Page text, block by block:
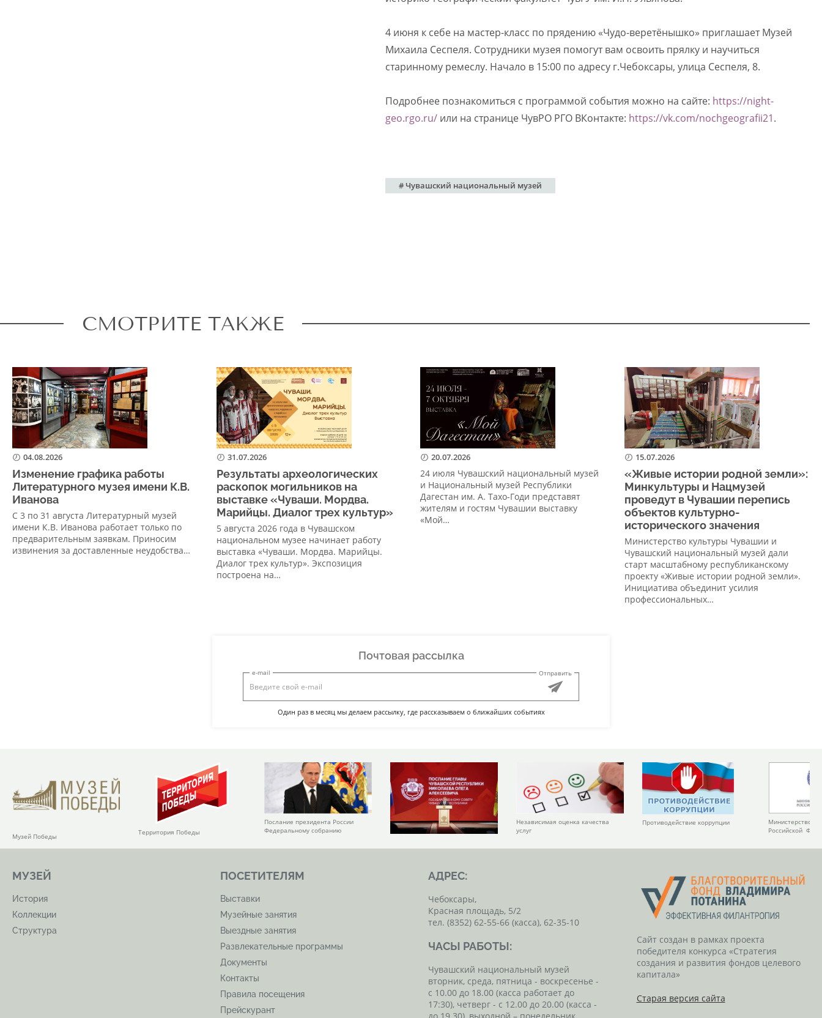
4 июня к себе на мастер-класс по прядению «Чудо-веретёнышко» приглашает Музей
Михаила Сеспеля. Сотрудники музея помогут вам освоить прялку и научиться
старинному ремеслу. Начало в 15:00 по адресу г.Чебоксары, улица Сеспеля, 8.
Подробнее познакомиться с программой события можно на сайте: https://night-
geo.rgo.ru/ или на странице ЧувРО РГО ВКонтакте: https://vk.com/nochgeografii21.
# Чувашский национальный музей
СМОТРИТЕ ТАКЖЕ
04.08.2026
Изменение графика работы
Литературного музея имени К.В.
Иванова
С 3 по 31 августа Литературный музей
имени К.В. Иванова работает только по
предварительным заявкам. Приносим
извинения за доставленные неудобства…
31.07.2026
Результаты археологических
раскопок могильников на
выставке «Чуваши. Мордва.
Марийцы. Диалог трех культур»
5 августа 2026 года в Чувашском
национальном музее начинает работу
выставка «Чуваши. Мордва. Марийцы.
Диалог трех культур». Экспозиция
построена на…
20.07.2026
24 июля Чувашский национальный музей
и Национальный музей Республики
Дагестан им. А. Тахо-Годи представят
жителям и гостям Чувашии выставку
«Мой…
15.07.2026
«Живые истории родной земли»:
Минкультуры и Нацмузей
проведут в Чувашии перепись
объектов культурно-
исторического значения
Министерство культуры Чувашии и
Чувашский национальный музей дали
старт масштабному республиканскому
проекту «Живые истории родной земли».
Инициатива объединит усилия
профессиональных…
Почтовая рассылка
e-mail Отправить
Один раз в месяц мы делаем рассылку, где рассказываем о ближайших событиях
Музей Победы Территория Победы
Послание президента России
Федеральному собранию
Независимая оценка качества
услуг
Противодействие коррупции
Министерство
Российской
МУЗЕЙ
История
Коллекции
Структура
ПОСЕТИТЕЛЯМ
Выставки
Музейные занятия
Выездные занятия
Развлекательные программы
Документы
Контакты
Правила посещения
Прейскурант
АДРЕС:
Чебоксары,
Красная площадь, 5/2
тел. (8352) 62-55-66 (касса), 62-35-10
ЧАСЫ РАБОТЫ:
Чувашский национальный музей
вторник, среда, пятница - воскресенье -
с 10.00 до 18.00 (касса работает до
17:30), четверг - с 12.00 до 20.00 (касса -
Сайт создан в рамках проекта
победителя конкурса «Стратегия
создания и развития фондов целевого
капитала»
Старая версия сайта